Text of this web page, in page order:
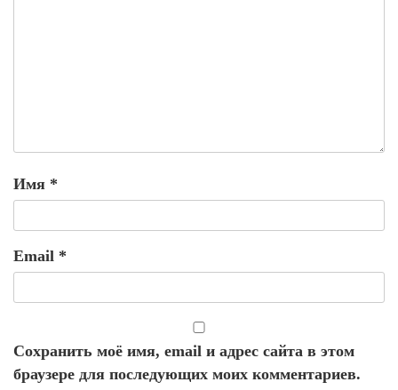
Имя *
Email *
Сохранить моё имя, email и адрес сайта в этом
браузере для последующих моих комментариев.